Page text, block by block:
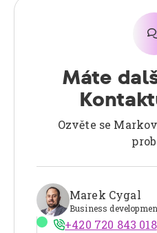
Máte
Ozvěte se
Marek Cygal
Business
+420 720 843 018